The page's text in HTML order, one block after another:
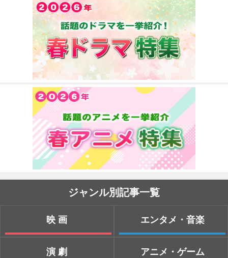
ジャンル別記事一覧
映画
演劇
エンタメ・音楽
アニメ・ゲーム